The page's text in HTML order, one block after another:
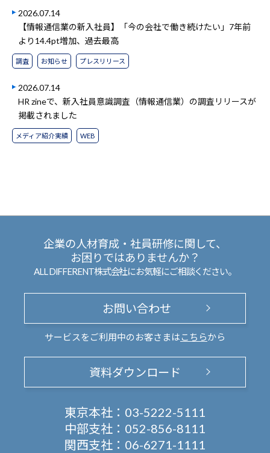
2026.07.14
【情報通信業の新入社員】「今の会社で働き続けたい」7年前
より14.4pt増加、過去最高
調査 お知らせ プレスリリース
2026.07.14
HR zineで、新入社員意識調査（情報通信業）の調査リリースが
掲載されました
メディア紹介実績 WEB
企業の人材育成・社員研修に関して、
お困りではありませんか？
ALL DIFFERENT株式会社にお気軽にご相談ください。
お問い合わせ
サービスをご利用中のお客さまは こちらから
資料ダウンロード
東京本社： 03-5222-5111
中部支社： 052-856-8111
関西支社： 06-6271-1111